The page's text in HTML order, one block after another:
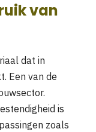
van
dat in
Een van de
is
zoals